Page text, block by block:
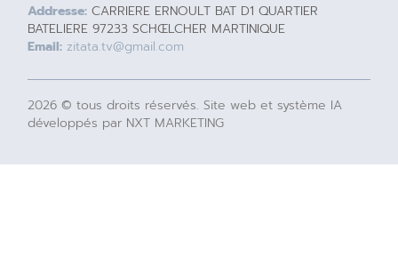
Addresse: CARRIERE ERNOULT BAT D1 QUARTIER
BATELIERE 97233 SCHŒLCHER MARTINIQUE
Email: zitata.tv@gmail.com
2026 © tous droits réservés. Site web et système IA
développés par NXT MARKETING